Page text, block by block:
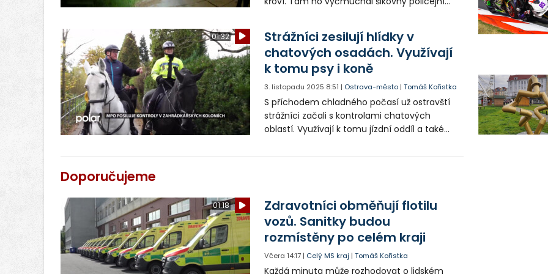
01:32
Strážníci zesilují hlídky v
chatových osadách. Využívají
k tomu psy i koně
3. listopadu 2025 8:51 | Ostrava-město |Tomáš Kořistka
S příchodem chladného počasí už ostravští
strážníci začali s kontrolami chatových
oblastí. Využívají k tomu jízdní oddíl a také
jsou totiž oblíbeným terčem zlodějů.
Doporučujeme
01:18
Zdravotníci obměňují flotilu
vozů. Sanitky budou
rozmístěny po celém kraji
Včera 14:17 | Celý MS kraj |Tomáš Kořistka
Každá minuta může rozhodovat o lidském